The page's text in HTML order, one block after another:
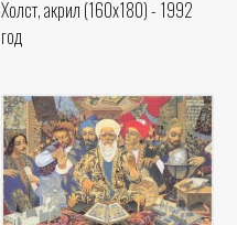
Холст, акрил (160x180) - 1992
год